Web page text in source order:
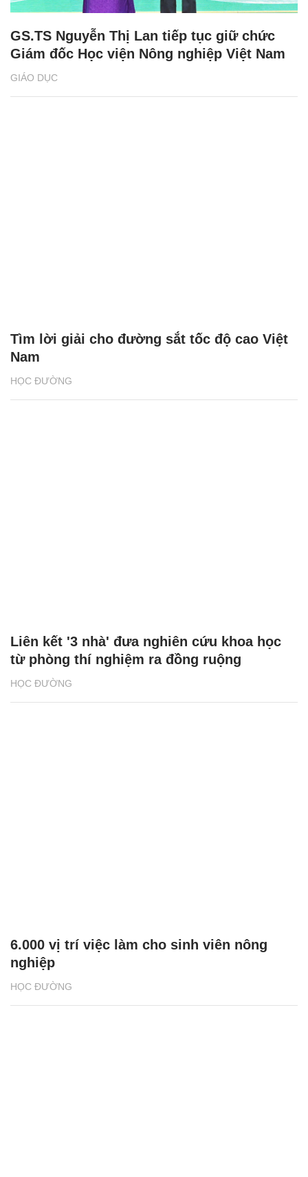
GIÁO DỤC
GS.TS Nguyễn Thị Lan tiếp tục giữ chức
Giám đốc Học viện Nông nghiệp Việt Nam
HỌC ĐƯỜNG
Tìm lời giải cho đường sắt tốc độ cao Việt
Nam
HỌC ĐƯỜNG
Liên kết '3 nhà' đưa nghiên cứu khoa học
từ phòng thí nghiệm ra đồng ruộng
HỌC ĐƯỜNG
6.000 vị trí việc làm cho sinh viên nông
nghiệp